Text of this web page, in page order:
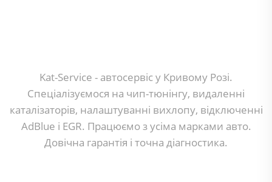
Kat-Service - автосервіс у Кривому Розі.
Спеціалізуємося на чип-тюнінгу, видаленні
каталізаторів, налаштуванні вихлопу, відключенні
AdBlue і EGR. Працюємо з усіма марками авто.
Довічна гарантія і точна діагностика.